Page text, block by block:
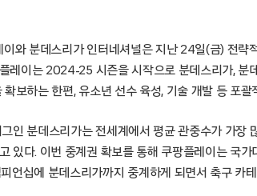
와 분데스리가 인터네셔널은 지난 24일(금) 전략
레이는 2024-25 시즌을 시작으로 분데스리가, 분
보하는 한편, 유소년 선수 육성, 기술 개발 등 포
인 분데스리가는 전세계에서 평균 관중수가 가장
있다. 이번 중계권 확보를 통해 쿠팡플레이는 국가
언십에 분데스리가까지 중계하게 되면서 축구 카